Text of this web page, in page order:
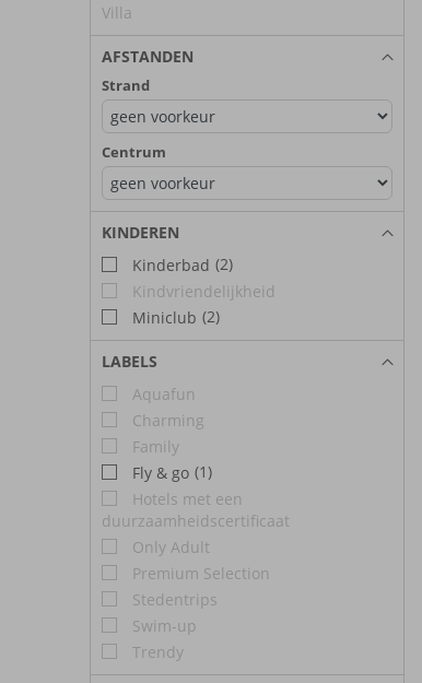
Villa
AFSTANDEN
Strand
Centrum
KINDEREN
Kinderbad (2)
Kindvriendelijkheid
Miniclub (2)
LABELS
Aquafun
Charming
Family
Fly & go (1)
Hotels met een
duurzaamheidscertificaat
Only Adult
Premium Selection
Stedentrips
Swim-up
Trendy